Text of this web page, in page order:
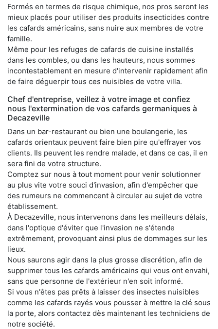
Formés en termes de risque chimique, nos pros seront les
mieux placés pour utiliser des produits insecticides contre
les cafards américains, sans nuire aux membres de votre
famille.
Même pour les refuges de cafards de cuisine installés
dans les combles, ou dans les hauteurs, nous sommes
incontestablement en mesure d'intervenir rapidement afin
de faire déguerpir tous ces nuisibles de votre villa.
Chef d'entreprise, veillez à votre image et confiez
nous l'extermination de vos cafards germaniques à
Decazeville
Dans un bar-restaurant ou bien une boulangerie, les
cafards orientaux peuvent faire bien pire qu'effrayer vos
clients. Ils peuvent les rendre malade, et dans ce cas, il en
sera fini de votre structure.
Comptez sur nous à tout moment pour venir solutionner
au plus vite votre souci d'invasion, afin d'empêcher que
des rumeurs ne commencent à circuler au sujet de votre
établissement.
À Decazeville, nous intervenons dans les meilleurs délais,
dans l'optique d'éviter que l'invasion ne s'étende
extrêmement, provoquant ainsi plus de dommages sur les
lieux.
Nous saurons agir dans la plus grosse discrétion, afin de
supprimer tous les cafards américains qui vous ont envahi,
sans que personne de l'extérieur n'en soit informé.
Si vous n'êtes pas prêts à laisser des insectes nuisibles
comme les cafards rayés vous pousser à mettre la clé sous
la porte, alors contactez dès maintenant les techniciens de
notre société.